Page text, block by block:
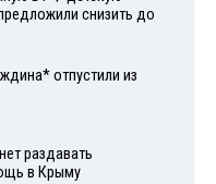
снизить до
отпустили из
раздавать
в Крыму